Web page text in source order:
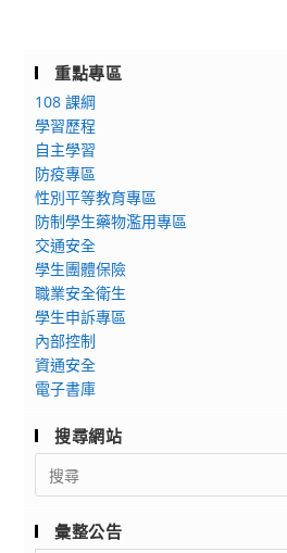
理
之
法
重點專區
108 課綱
學習歷程
自主學習
防疫專區
性別平等教育專區
防制學生藥物濫用專區
交通安全
學生團體保險
職業安全衛生
學生申訴專區
內部控制
資通安全
電子書庫
搜尋網站
Search
for:
彙整公告